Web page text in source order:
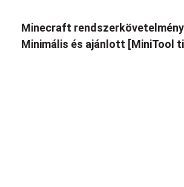
Minecraft
Minimális és ajánlott [MiniTool